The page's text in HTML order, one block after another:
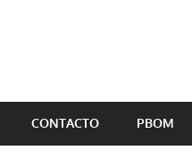
CONTACTO PBOM